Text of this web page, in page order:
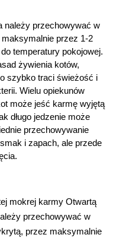
należy przechowywać w
przez 1-2
temperatury pokojowej.
żywienia kotów,
szybko traci świeżość i
Wielu opiekunów
może jeść karmę wyjętą
długo jedzenie może
przechowywanie
i zapach, ale przede
mokrej karmy Otwartą
przechowywać w
przez maksymalnie